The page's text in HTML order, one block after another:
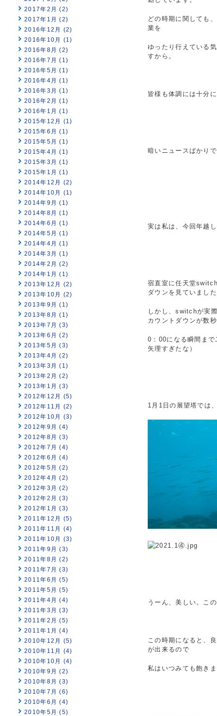
2017年2月 (2)
2017年1月 (2)
2016年12月 (2)
2016年10月 (1)
2016年8月 (2)
2016年7月 (1)
2016年5月 (1)
2016年4月 (1)
2016年3月 (1)
2016年2月 (1)
2016年1月 (1)
2015年12月 (1)
2015年6月 (1)
2015年5月 (1)
2015年4月 (1)
2015年3月 (1)
2015年1月 (1)
2014年12月 (2)
2014年10月 (1)
2014年9月 (1)
2014年8月 (1)
2014年6月 (1)
2014年5月 (1)
2014年4月 (1)
2014年3月 (1)
2014年2月 (2)
2014年1月 (1)
2013年12月 (2)
2013年10月 (2)
2013年9月 (1)
2013年8月 (1)
2013年7月 (3)
2013年6月 (2)
2013年5月 (3)
2013年4月 (2)
2013年3月 (1)
2013年2月 (2)
2013年1月 (3)
2012年12月 (5)
2012年11月 (2)
2012年10月 (3)
2012年9月 (4)
2012年8月 (3)
2012年7月 (4)
2012年6月 (4)
2012年5月 (2)
2012年4月 (2)
2012年3月 (2)
2012年2月 (3)
2012年1月 (3)
2011年12月 (5)
2011年11月 (4)
2011年10月 (3)
2011年9月 (3)
2011年8月 (2)
2011年7月 (3)
2011年6月 (5)
2011年5月 (5)
2011年4月 (4)
2011年3月 (3)
2011年2月 (5)
2011年1月 (4)
2010年12月 (5)
2010年11月 (4)
2010年10月 (4)
2010年9月 (2)
2010年8月 (3)
2010年7月 (6)
2010年6月 (4)
2010年5月 (5)
どの時期に関しても
業を
ゆったり行えている
すから。
皆様も体調には十分
暗いニュースばかり
実は私は、今回年越
宿直室に任天堂
ダウンを見ていまし
しかし、switchが実
カウントダウンが数
0：00になる瞬間ま
矢理すぎたな）
1月1日の展望塔では
うーん、美しい。こ
この時期になると、
が出来るので
私はいつみても飽き